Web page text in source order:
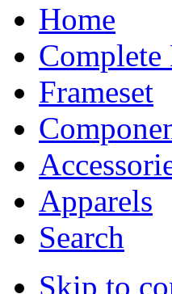
Home
Complete
Frameset
Apparels
Search
Skip to